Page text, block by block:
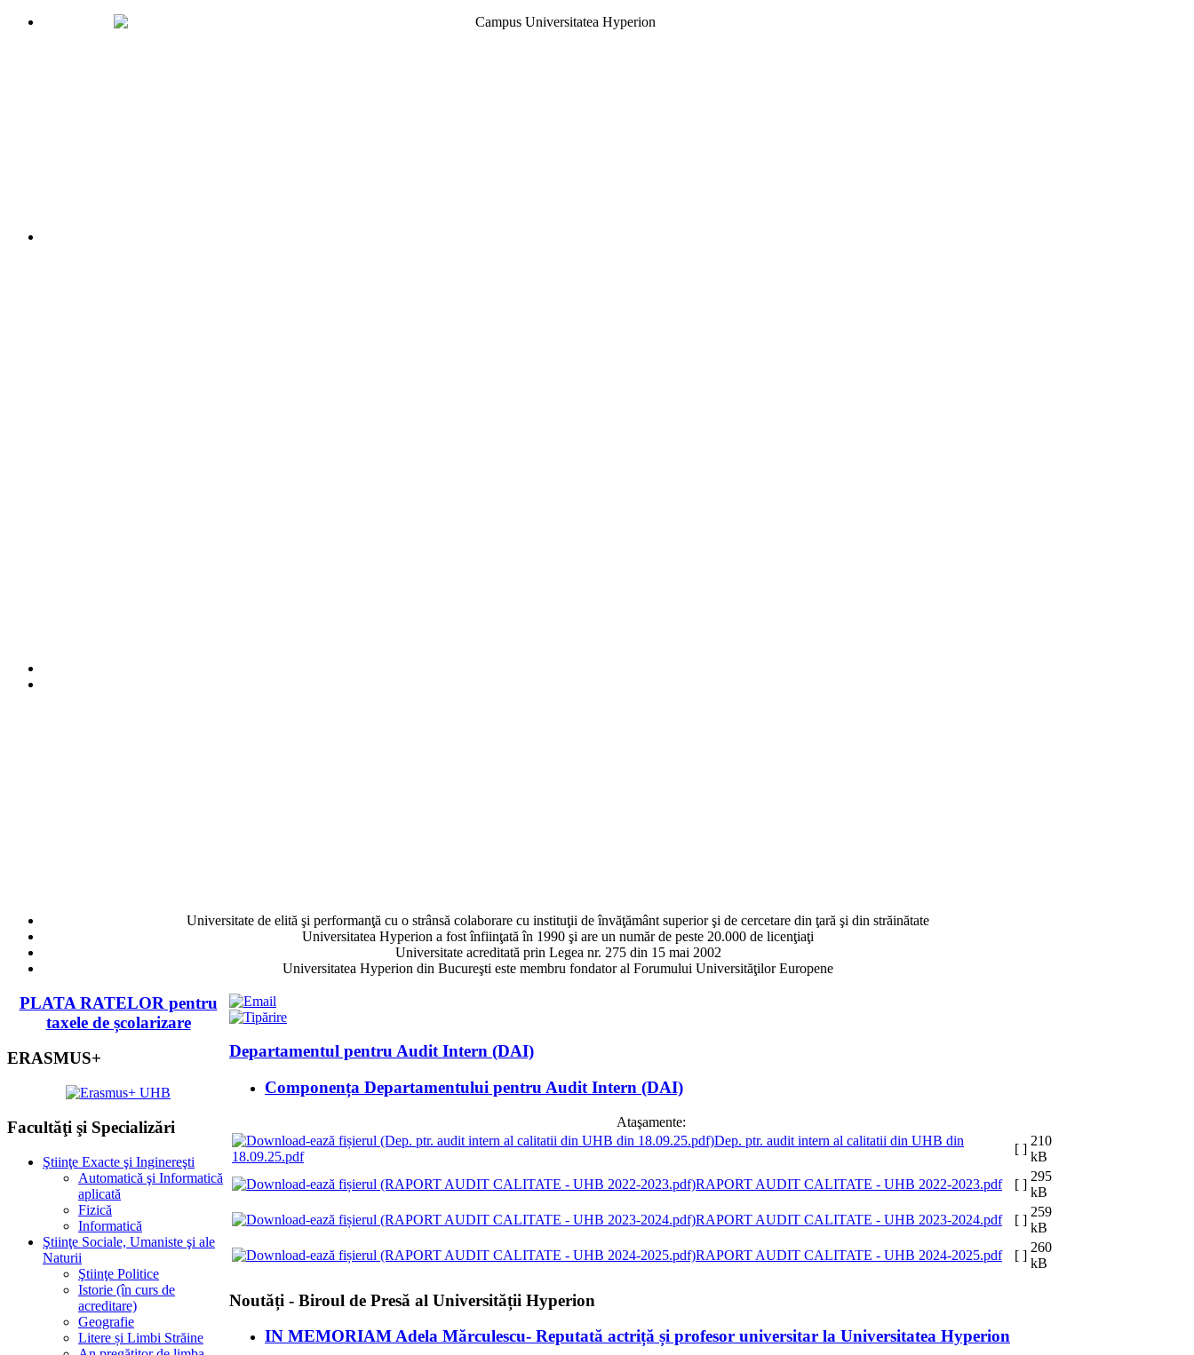
Universitate de elită şi performanţă cu o strânsă colaborare cu instituţii de învăţământ superior şi de cercetare din ţară şi din străinătate
Universitatea Hyperion a fost înfiinţată în 1990 şi are un număr de peste 20.000 de licenţiaţi
Universitate acreditată prin Legea nr. 275 din 15 mai 2002
Universitatea Hyperion din Bucureşti este membru fondator al Forumului Universităţilor Europene
Departamentul pentru Audit Intern (DAI)
Componența Departamentului pentru Audit Intern (DAI)
Ataşamente:
Dep. ptr. audit intern al calitatii din UHB din
18.09.25.pdf
[ ]
210
kB
RAPORT AUDIT CALITATE - UHB 2022-2023.pdf
[ ]
295
kB
RAPORT AUDIT CALITATE - UHB 2023-2024.pdf
[ ]
259
kB
RAPORT AUDIT CALITATE - UHB 2024-2025.pdf
[ ]
260
kB
Noutăți - Biroul de Presă al Universității Hyperion
IN MEMORIAM Adela Mărculescu- Reputată actriță și profesor universitar la Universitatea Hyperion
PLATA RATELOR pentru
taxele de școlarizare
ERASMUS+
Facultăţi şi Specializări
Ştiinţe Exacte şi Inginereşti
Automatică şi Informatică
aplicată
Fizică
Informatică
Ştiinţe Sociale, Umaniste şi ale
Naturii
Ştiinţe Politice
Istorie (în curs de
acreditare)
Geografie
Litere și Limbi Străine